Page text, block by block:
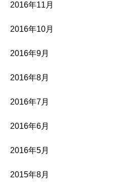
2016年11月
2016年10月
2016年9月
2016年8月
2016年7月
2016年6月
2016年5月
2015年8月